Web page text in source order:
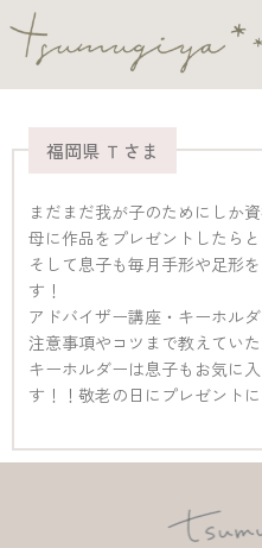
福岡県 Ｔさま
まだまだ我が子のためにしか
母に作品をプレゼントしたら
そして息子も毎月手形や足形
す！
アドバイザー講座・キーホル
注意事項やコツまで教えてい
キーホルダーは息子もお気に
す！！敬老の日にプレゼント